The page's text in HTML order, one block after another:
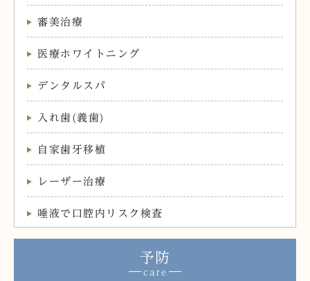
審美治療
医療ホワイトニング
デンタルスパ
入れ歯(義歯)
自家歯牙移植
レーザー治療
唾液で口腔内リスク検査
予防